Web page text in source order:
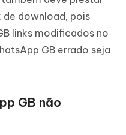
download, pois
links modificados no
GB errado seja
GB não